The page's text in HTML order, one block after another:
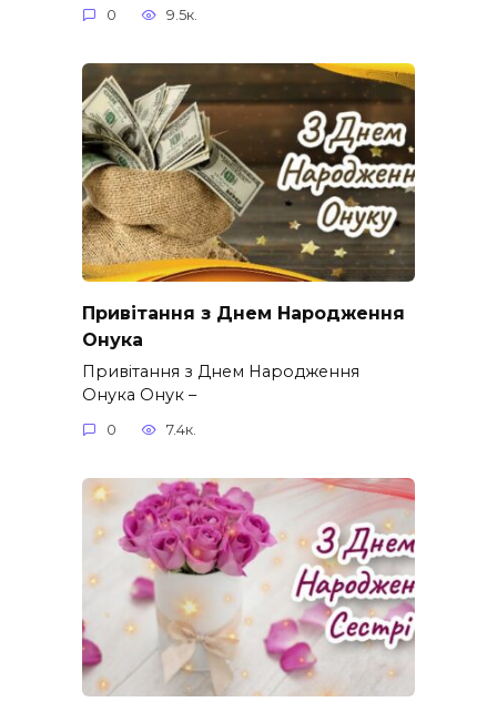
0 9.5к.
Привітання з Днем Народження
Онука
Привітання з Днем Народження
Онука Онук –
0 7.4к.